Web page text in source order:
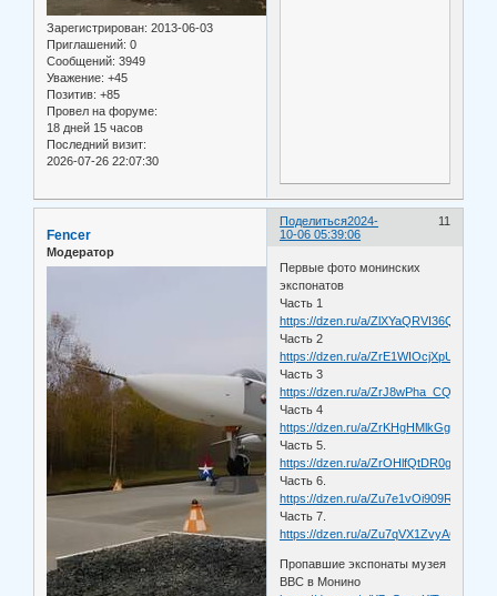
Зарегистрирован: 2013-06-03
Приглашений: 0
Сообщений: 3949
Уважение: +45
Позитив: +85
Провел на форуме:
18 дней 15 часов
Последний визит:
2026-07-26 22:07:30
Поделиться 11
2024-
10-06 05:39:06
Fencer
Модератор
Первые фото монинских
экспонатов
Часть 1
https://dzen.ru/a/ZlXYaQRVI36QSptd
Часть 2
https://dzen.ru/a/ZrE1WIOcjXpUZ7nX
Часть 3
https://dzen.ru/a/ZrJ8wPha_CQfXiku
Часть 4
https://dzen.ru/a/ZrKHgHMlkGgTCYMz
Часть 5.
https://dzen.ru/a/ZrOHlfQtDR0g9j0E
Часть 6.
https://dzen.ru/a/Zu7e1vOi909R9h8u
Часть 7.
https://dzen.ru/a/Zu7qVX1ZvyAQX2h_
Пропавшие экспонаты музея
ВВС в Монино